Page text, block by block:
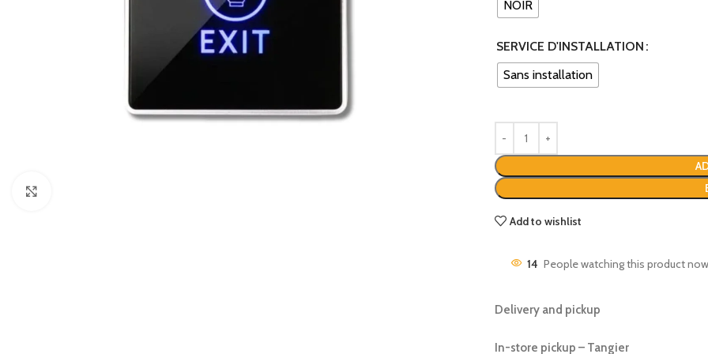
NOIR
SERVICE D'INSTALLATION
Sans installation
Add to wishlist
14 People watching this product
Delivery and pickup
In-store pickup – Tangier